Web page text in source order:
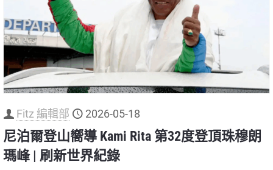
Fitz 編輯部 2026-05-18
尼泊爾登山嚮導 Kami Rita 第32度登頂珠穆朗
瑪峰 | 刷新世界紀錄